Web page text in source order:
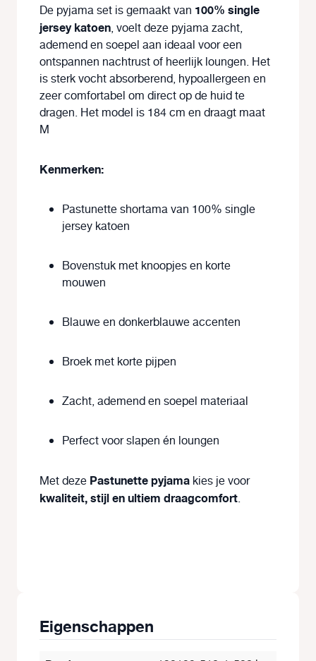
De pyjama set is gemaakt van 100% single
jersey katoen, voelt deze pyjama zacht,
ademend en soepel aan ideaal voor een
ontspannen nachtrust of heerlijk loungen. Het
is sterk vocht absorberend, hypoallergeen en
zeer comfortabel om direct op de huid te
dragen. Het model is 184 cm en draagt maat
M
Kenmerken:
Pastunette shortama van 100% single
jersey katoen
Bovenstuk met knoopjes en korte
mouwen
Blauwe en donkerblauwe accenten
Broek met korte pijpen
Zacht, ademend en soepel materiaal
Perfect voor slapen én loungen
Met deze Pastunette pyjama kies je voor
kwaliteit, stijl en ultiem draagcomfort.
Eigenschappen